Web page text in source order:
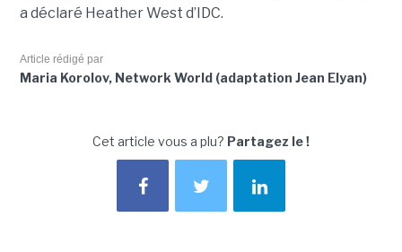
a déclaré Heather West d’IDC.
Article rédigé par
Maria Korolov, Network World (adaptation Jean Elyan)
Cet article vous a plu? Partagez le !